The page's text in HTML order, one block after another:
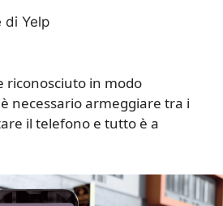
di Yelp
riconosciuto in modo
necessario armeggiare tra i
il telefono e tutto è a